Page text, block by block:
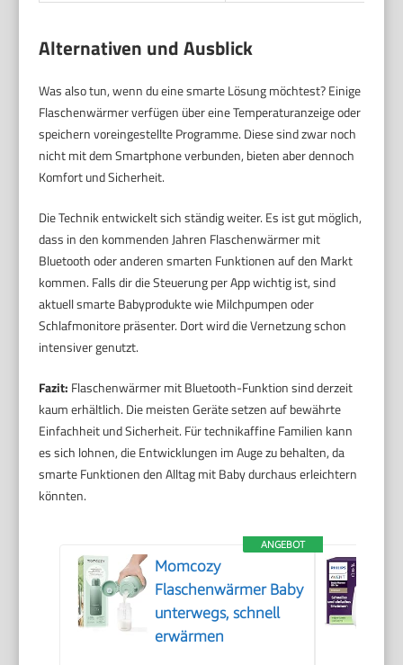
Alternativen und Ausblick
Was also tun, wenn du eine smarte Lösung möchtest? Einige
Flaschenwärmer verfügen über eine Temperaturanzeige oder
speichern voreingestellte Programme. Diese sind zwar noch
nicht mit dem Smartphone verbunden, bieten aber dennoch
Komfort und Sicherheit.
Die Technik entwickelt sich ständig weiter. Es ist gut möglich,
dass in den kommenden Jahren Flaschenwärmer mit
Bluetooth oder anderen smarten Funktionen auf den Markt
kommen. Falls dir die Steuerung per App wichtig ist, sind
aktuell smarte Babyprodukte wie Milchpumpen oder
Schlafmonitore präsenter. Dort wird die Vernetzung schon
intensiver genutzt.
Fazit: Flaschenwärmer mit Bluetooth-Funktion sind derzeit
kaum erhältlich. Die meisten Geräte setzen auf bewährte
Einfachheit und Sicherheit. Für technikaffine Familien kann
es sich lohnen, die Entwicklungen im Auge zu behalten, da
smarte Funktionen den Alltag mit Baby durchaus erleichtern
könnten.
ANGEBOT
Momcozy
Flaschenwärmer Baby
unterwegs, schnell
erwärmen